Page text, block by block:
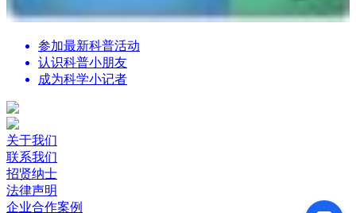
参加最新科普活动
认识科普小朋友
成为科学小记者
关于我们
联系我们
招贤纳士
法律声明
企业合作案例